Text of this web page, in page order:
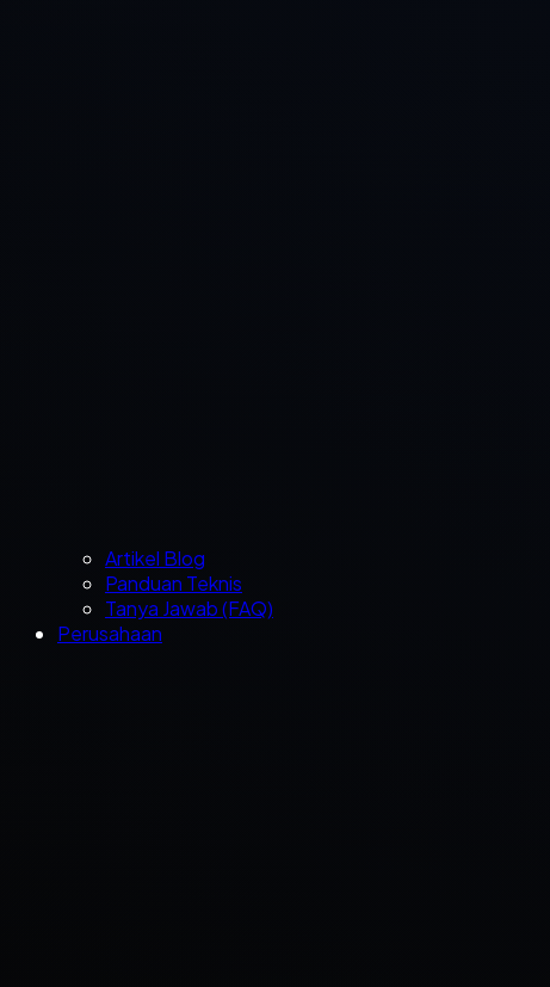
Artikel Blog
Panduan Teknis
Tanya Jawab (FAQ)
Perusahaan